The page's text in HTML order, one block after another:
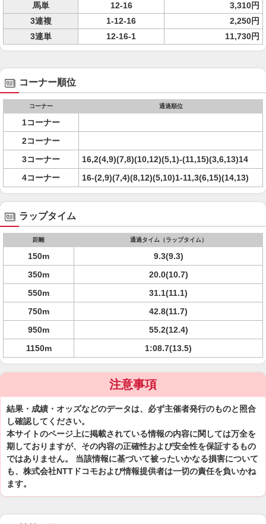
馬単
12-16
3,310円
3連複
1-12-16
2,250円
3連単
12-16-1 11,730円
コーナー順位
コーナー 通過順位
1コーナー
2コーナー
3コーナー
16,2(4,9)(7,8)(10,12)(5,1)-(11,15)(3,6,13)14
4コーナー
16-(2,9)(7,4)(8,12)(5,10)1-11,3(6,15)(14,13)
ラップタイム
距離 通過タイム（ラップタイム）
150m
9.3(9.3)
350m
20.0(10.7)
550m
31.1(11.1)
750m
42.8(11.7)
950m
55.2(12.4)
1150m
1:08.7(13.5)
注意事項
結果・成績・オッズなどのデータは、必ず主催者発行のものと照合
し確認してください。
本サイトのページ上に掲載されている情報の内容に関しては万全を
期しておりますが、その内容の正確性および安全性を保証するもの
ではありません。 当該情報に基づいて被ったいかなる損害について
も、株式会社NTTドコモおよび情報提供者は一切の責任を負いかね
ます。